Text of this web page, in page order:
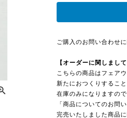
ご購入のお問い合わせ
【オーダーに関しまして
こちらの商品はフェア
新たにおつくりするこ
在庫のみになりますの
「商品についてのお問
完売いたしました商品